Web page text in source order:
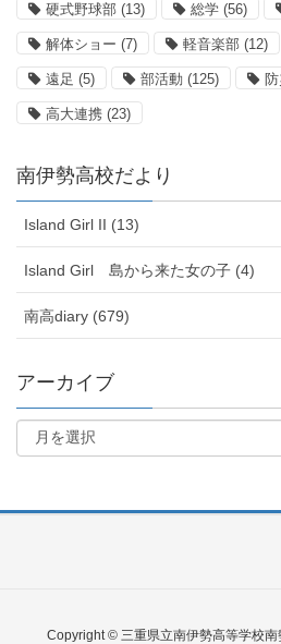
硬式野球部 (13) 総学 (56)
解体ショー (7) 軽音楽部 (12)
遠足 (5) 部活動 (125)
高大連携 (23)
南伊勢高校だより
Island Girl II (13)
Island Girl 島から来た女の子 (4)
南高diary (679)
アーカイブ
Copyright © 三重県立南伊勢高等学校